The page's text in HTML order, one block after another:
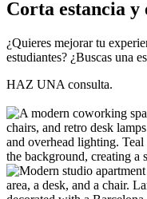
Corta estancia y
¿Quieres mejorar tu
estudiantes? ¿Buscas una
HAZ UNA consulta.